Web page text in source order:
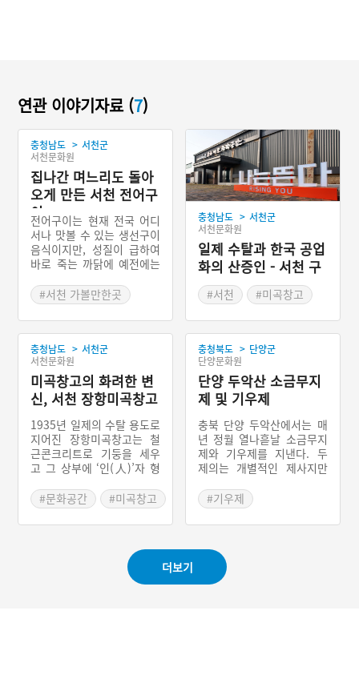
연관 이야기자료 (7)
충청남도 > 서천군
서천문화원
집나간 며느리도 돌아
오게 만든 서천 전어구
이
전어구이는 현재 전국 어디
서나 맛볼 수 있는 생선구이
음식이지만, 성질이 급하여
바로 죽는 까닭에 예전에는
서는 소금에 절인 전어가 유
통되었다. 서천 전어구이는
충청남도 서해안 바다에서
잡은 싱싱한 전어를 바로 손
질하여 석쇠에 얹고 소금을
뿌려가며 구운 충청남도 서
천군의 향토음식이다. 예로
부터 충청남도 서천군 서면
홍원항은 서해안 전어의 산
지로서, 경상남도 사천시,
전라남도 광양시와 더불어
우리나라 전어 잡이의 대표
적인 중심지이다.
#서천 가볼만한곳
#서천 향토음식
충청남도 > 서천군
서천문화원
일제 수탈과 한국 공업
화의 산증인 - 서천 구
장항미곡창고
#서천
#미곡창고
충청남도 > 서천군
서천문화원
미곡창고의 화려한 변
신, 서천 장항미곡창고
1935년 일제의 수탈 용도로
지어진 장항미곡창고는 철
근콘크리트로 기둥을 세우
고 그 상부에 ‘인(人)’자 형
목조 트러스(truss)로 지붕
틀을 가설한 독특한 건물이
다. 해방 뒤에는 대한통운
시간 텅 빈 채 방치되었다.
2012년 130명의 미술가들
이 참여한 공장미술제를 계
#문화공간
#미곡창고
충청북도 > 단양군
단양문화원
단양 두악산 소금무지
제 및 기우제
충북 단양 두악산에서는 매
년 정월 열나흗날 소금무지
제와 기우제를 지낸다. 두
제의는 개별적인 제사지만
지제에서는 화재 예방과 마
을의 평안을, 기우제에서는
비와 풍년을 빈다. 제일이
로 간다. 제관은 소금을 세
개의 항아리에 붓고 한강수
를 좌우 항아리에 붓는다.
#기우제
더보기